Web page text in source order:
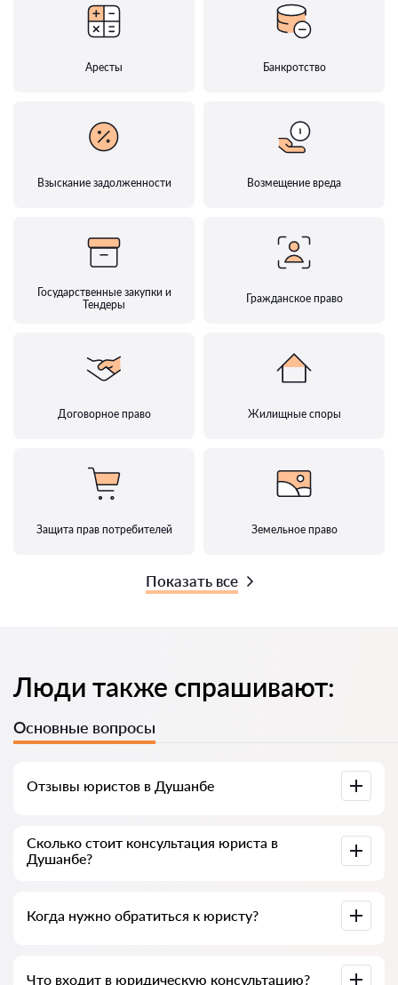
Аресты Банкротство
Взыскание задолженности Возмещение вреда
Государственные закупки и
Тендеры
Гражданское право
Договорное право Жилищные споры
Защита прав потребителей Земельное право
Показать все
Люди также спрашивают:
Основные вопросы
Отзывы юристов в Душанбе
Advokat-tj.com — полезны для выбора специалиста.
Сколько стоит консультация юриста в
Душанбе?
темы вопроса.
Когда нужно обратиться к юристу?
жалобах или необходимости разъяснения закона.
Что входит в юридическую консультацию?